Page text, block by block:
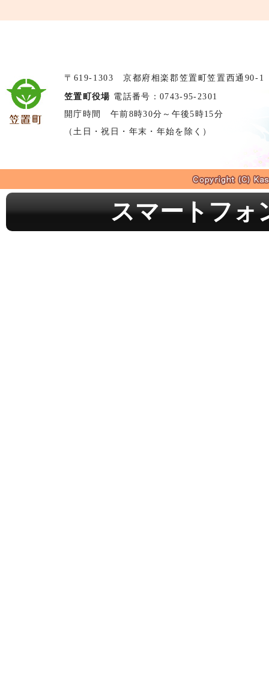
〒619-1303 京都府相楽郡笠置町笠置西通90-1
笠置町役場 電話番号：0743-95-2301
開庁時間 午前8時30分～午後5時15分
（土日・祝日・年末・年始を除く）
スマートフォ